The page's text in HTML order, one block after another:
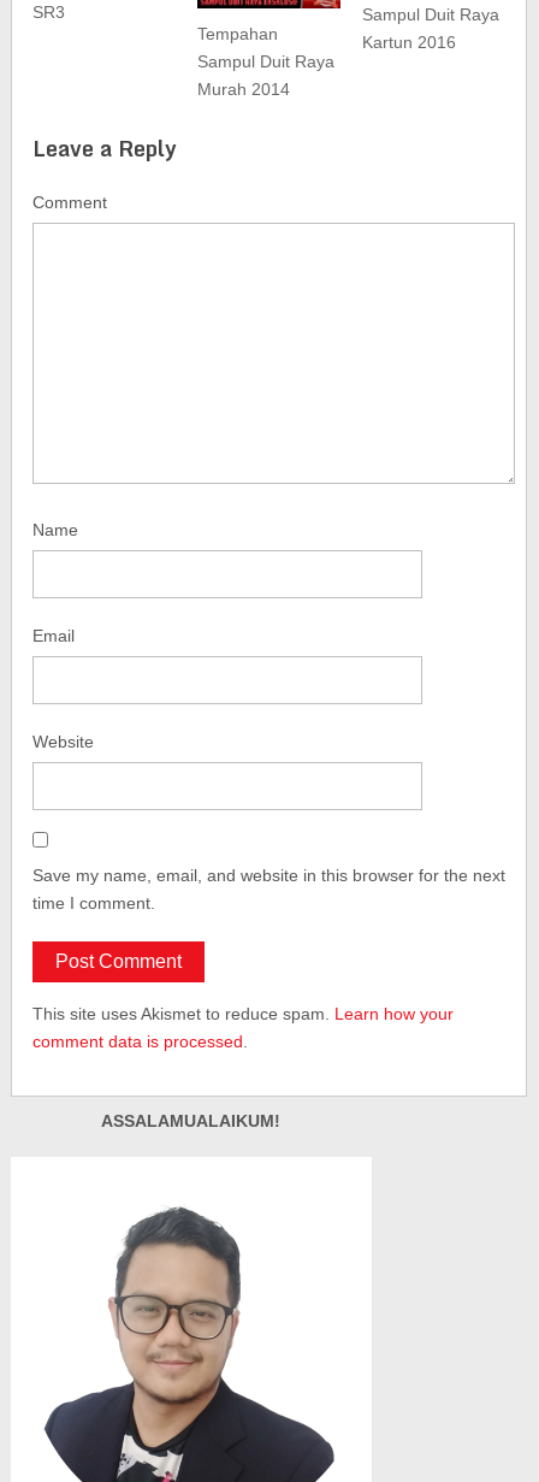
SR3
Tempahan
Sampul Duit Raya
Murah 2014
Sampul Duit Raya
Kartun 2016
Leave a Reply
Comment
Name
Email
Website
Save my name, email, and website in this browser for the next
time I comment.
This site uses Akismet to reduce spam. Learn how your
comment data is processed
ASSALAMUALAIKUM!